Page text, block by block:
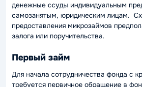
денежные ссуды индивидуальным
самозанятым, юридическим лицам.
предоставления микрозаймов
залога или поручительства.
Первый займ
Для начала сотрудничества фонда с
требуется первичное обращение в